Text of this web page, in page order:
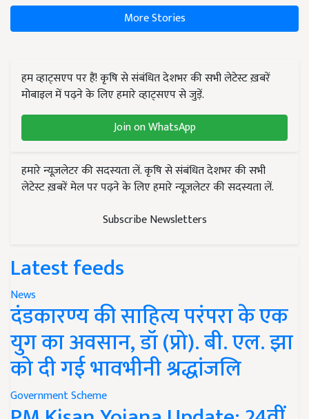
More Stories
हम व्हाट्सएप पर हैं! कृषि से संबंधित देशभर की सभी लेटेस्ट ख़बरें
मोबाइल में पढ़ने के लिए हमारे व्हाट्सएप से जुड़ें.
Join on WhatsApp
हमारे न्यूज़लेटर की सदस्यता लें. कृषि से संबंधित देशभर की सभी
लेटेस्ट ख़बरें मेल पर पढ़ने के लिए हमारे न्यूज़लेटर की सदस्यता लें.
Subscribe Newsletters
Latest feeds
News
दंडकारण्य की साहित्य परंपरा के एक
युग का अवसान, डॉ (प्रो). बी. एल. झा
को दी गई भावभीनी श्रद्धांजलि
Government Scheme